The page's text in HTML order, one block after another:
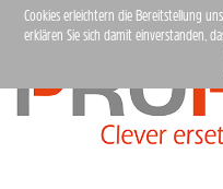
Cookies erleichtern die Bereitstellung
erklären Sie sich damit einverstanden,